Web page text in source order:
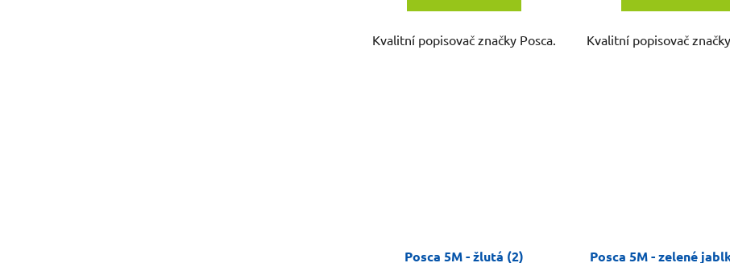
Kvalitní popisovač značky Posca. Kvalitní popisovač
Posca 5M - žlutá (2) Posca 5M - zelené